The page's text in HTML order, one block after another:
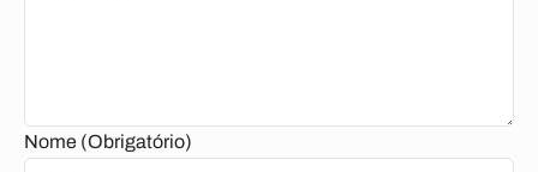
Nome (Obrigatório)